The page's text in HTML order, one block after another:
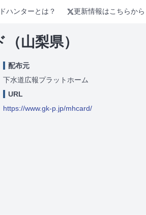
ハンターとは？ 更新情報はこちらから
山梨県）
配布元
下水道広報プラットホーム
URL
https://www.gk-p.jp/mhcard/